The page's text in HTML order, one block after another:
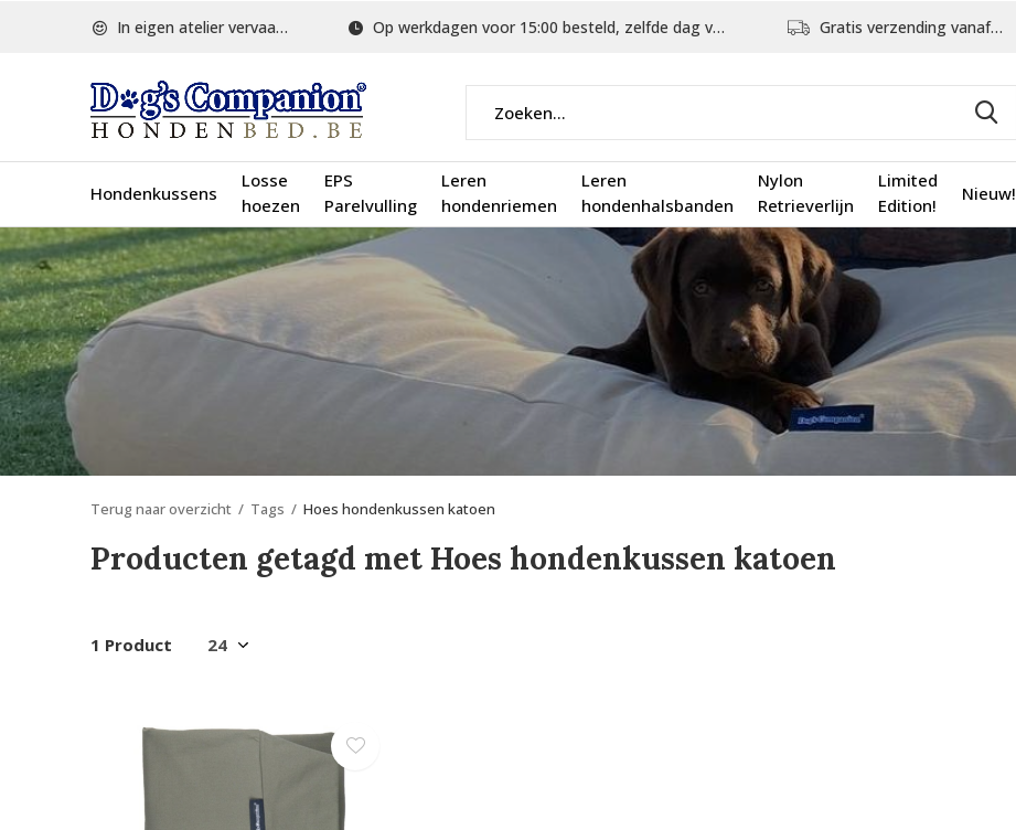
Hondenkussens
Losse
hoezen
EPS
Parelvulling
Leren
hondenriemen
Leren
hondenhalsbanden
Nylon
Retrieverlijn
Limited
Edition!
Nieuw!
In eigen atelier vervaardigd Op werkdagen voor 15:00 besteld, zelfde dag verstuurd Gratis verzending vanaf €75,-
Terug naar overzicht Tags Hoes hondenkussen katoen
Producten getagd met Hoes hondenkussen katoen
1 Product